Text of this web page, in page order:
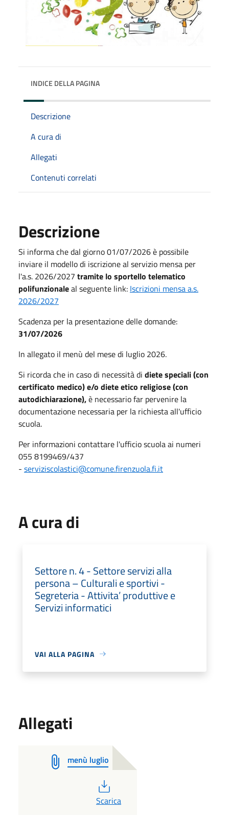
INDICE DELLA PAGINA
Descrizione
A cura di
Allegati
Contenuti correlati
Descrizione
Si informa che dal giorno 01/07/2026 è possibile
inviare il modello di iscrizione al servizio mensa per
l'a.s. 2026/2027 tramite lo sportello telematico
polifunzionaleal seguente link: Iscrizioni mensa a.s.
2026/2027
Scadenza per la presentazione delle domande:
31/07/2026
In allegato il menù del mese di luglio 2026.
Si ricorda che in caso di necessità di diete speciali (con
certificato medico) e/o diete etico religiose (con
autodichiarazione),è necessario far pervenire la
documentazione necessaria per la richiesta all'ufficio
scuola.
Per informazioni contattare l'ufficio scuola ai numeri
055 8199469/437
- serviziscolastici@comune.firenzuola.fi.it
A cura di
Settore n. 4 - Settore servizi alla
persona – Culturali e sportivi -
Segreteria - Attivita’ produttive e
Servizi informatici
VAI ALLA PAGINA
Allegati
menù luglio
PDF
Scarica